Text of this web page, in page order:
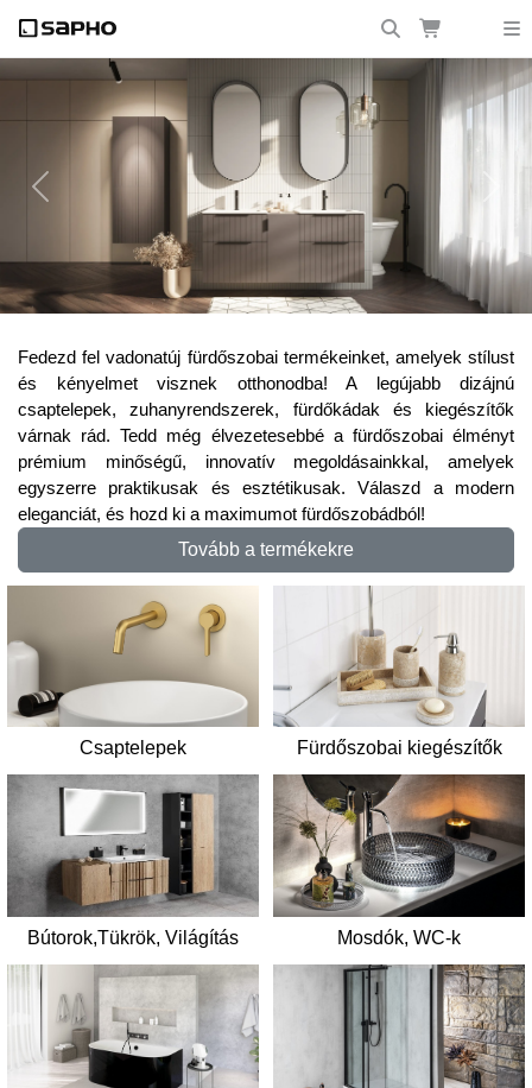
Previous
trendekkel!
Fedezd fel vadonatúj fürdőszobai termékeinket, amelyek stílust
és kényelmet visznek otthonodba! A legújabb dizájnú
csaptelepek, zuhanyrendszerek, fürdőkádak és kiegészítők
várnak rád. Tedd még élvezetesebbé a fürdőszobai élményt
prémium minőségű, innovatív megoldásainkkal, amelyek
egyszerre praktikusak és esztétikusak. Válaszd a modern
eleganciát, és hozd ki a maximumot fürdőszobádból!
Tovább a termékekre
Csaptelepek Fürdőszobai kiegészítők
Bútorok,Tükrök, Világítás Mosdók, WC-k